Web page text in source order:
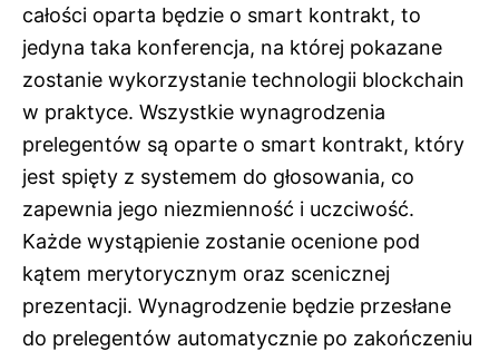
całości oparta będzie o smart kontrakt, to
jedyna taka konferencja, na której pokazane
zostanie wykorzystanie technologii blockchain
w praktyce. Wszystkie wynagrodzenia
prelegentów są oparte o smart kontrakt, który
jest spięty z systemem do głosowania, co
zapewnia jego niezmienność i uczciwość.
Każde wystąpienie zostanie ocenione pod
kątem merytorycznym oraz scenicznej
prezentacji. Wynagrodzenie będzie przesłane
do prelegentów automatycznie po zakończeniu